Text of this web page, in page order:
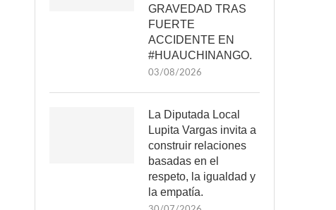
GRAVEDAD TRAS
FUERTE
ACCIDENTE EN
#HUAUCHINANGO.
03/08/2026
La Diputada Local
Lupita Vargas invita a
construir relaciones
basadas en el
respeto, la igualdad y
la empatía.